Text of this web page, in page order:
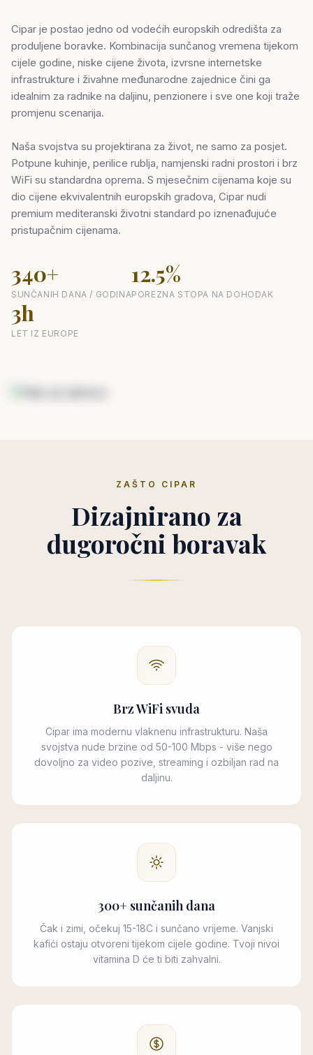
Cipar je postao jedno od vodećih europskih odredišta za
produljene boravke. Kombinacija sunčanog vremena tijekom
cijele godine, niske cijene života, izvrsne internetske
infrastrukture i živahne međunarodne zajednice čini ga
idealnim za radnike na daljinu, penzionere i sve one koji traže
promjenu scenarija.
Naša svojstva su projektirana za život, ne samo za posjet.
Potpune kuhinje, perilice rublja, namjenski radni prostori i brz
WiFi su standardna oprema. S mjesečnim cijenama koje su
dio cijene ekvivalentnih europskih gradova, Cipar nudi
premium mediteranski životni standard po iznenađujuće
pristupačnim cijenama.
340+
SUNČANIH DANA / GODINA
12.5%
POREZNA STOPA NA DOHODAK
3h
LET IZ EUROPE
ZAŠTO CIPAR
Dizajnirano za
dugoročni boravak
Brz WiFi svuda
Cipar ima modernu vlaknenu infrastrukturu. Naša
svojstva nude brzine od 50-100 Mbps - više nego
dovoljno za video pozive, streaming i ozbiljan rad na
daljinu.
300+ sunčanih dana
Čak i zimi, očekuj 15-18C i sunčano vrijeme. Vanjski
kafići ostaju otvoreni tijekom cijele godine. Tvoji nivoi
vitamina D će ti biti zahvalni.